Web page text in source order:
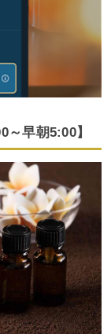
早朝5:00】